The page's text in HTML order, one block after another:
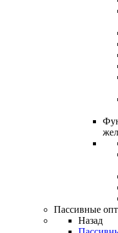
Пассивные
Назад